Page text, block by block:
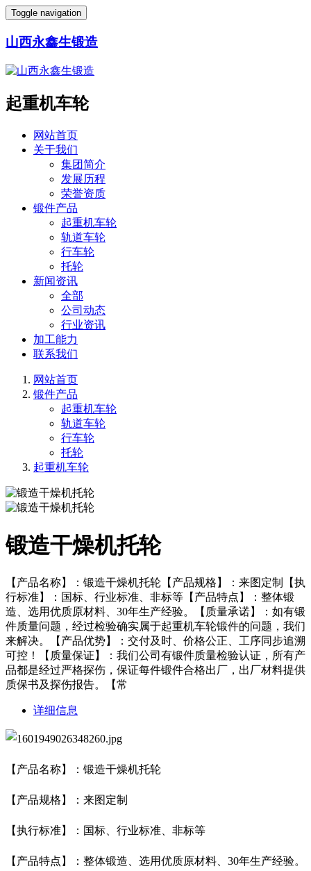
Toggle navigation
山西永鑫生锻造
起重机车轮
网站首页
关于我们
集团简介
发展历程
荣誉资质
锻件产品
起重机车轮
轨道车轮
行车轮
托轮
新闻资讯
全部
公司动态
行业资讯
加工能力
联系我们
网站首页
锻件产品
起重机车轮
轨道车轮
行车轮
托轮
起重机车轮
锻造干燥机托轮
【产品名称】：锻造干燥机托轮【产品规格】：来图定制【执
行标准】：国标、行业标准、非标等【产品特点】：整体锻
造、选用优质原材料、30年生产经验。【质量承诺】：如有锻
件质量问题，经过检验确实属于起重机车轮锻件的问题，我们
来解决。【产品优势】：交付及时、价格公正、工序同步追溯
可控！【质量保证】：我们公司有锻件质量检验认证，所有产
品都是经过严格探伤，保证每件锻件合格出厂，出厂材料提供
质保书及探伤报告。【常
详细信息
【产品名称】：锻造干燥机托轮
【产品规格】：来图定制
【执行标准】：国标、行业标准、非标等
【产品特点】：整体锻造、选用优质原材料、30年生产经验。